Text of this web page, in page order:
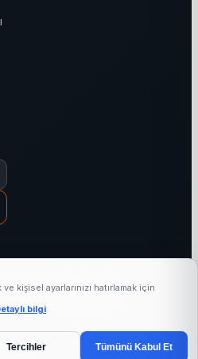
3144+ 7/24
bölgesi: Türkiye
kişisel ayarlarınızı hatırlamak için
bilgi
Tercihler Tümünü Kabul Et